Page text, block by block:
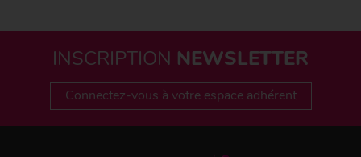
INSCRIPTION NEWSLETTER
Connectez-vous à votre espace adhérent